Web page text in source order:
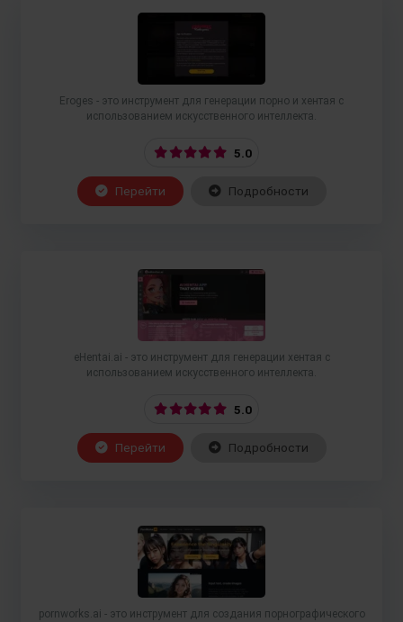
Eroges - это инструмент для генерации порно и хентая с
использованием искусственного интеллекта.
5.0
Перейти Подробности
eHentai.ai - это инструмент для генерации хентая с
использованием искусственного интеллекта.
5.0
Перейти Подробности
pornworks.ai - это инструмент для создания порнографического